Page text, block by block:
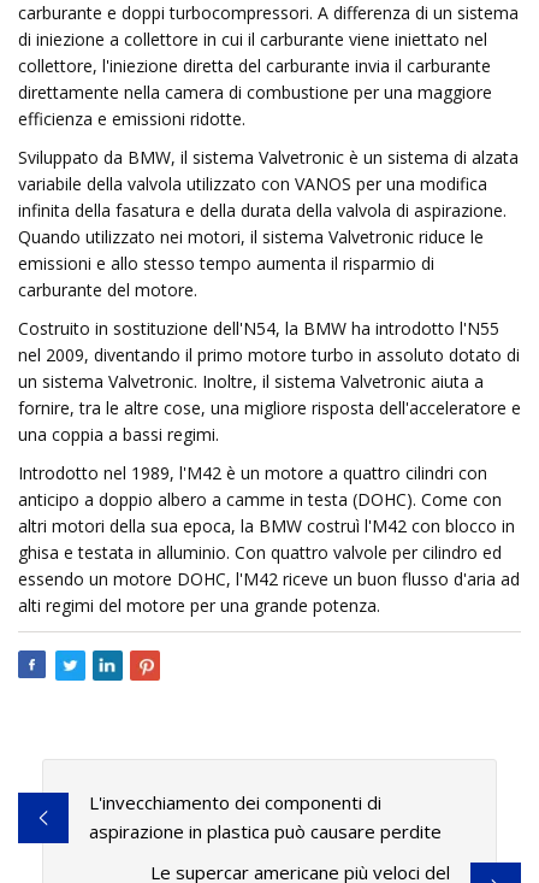
carburante e doppi turbocompressori. A differenza di un sistema
di iniezione a collettore in cui il carburante viene iniettato nel
collettore, l'iniezione diretta del carburante invia il carburante
direttamente nella camera di combustione per una maggiore
efficienza e emissioni ridotte.
Sviluppato da BMW, il sistema Valvetronic è un sistema di alzata
variabile della valvola utilizzato con VANOS per una modifica
infinita della fasatura e della durata della valvola di aspirazione.
Quando utilizzato nei motori, il sistema Valvetronic riduce le
emissioni e allo stesso tempo aumenta il risparmio di
carburante del motore.
Costruito in sostituzione dell'N54, la BMW ha introdotto l'N55
nel 2009, diventando il primo motore turbo in assoluto dotato di
un sistema Valvetronic. Inoltre, il sistema Valvetronic aiuta a
fornire, tra le altre cose, una migliore risposta dell'acceleratore e
una coppia a bassi regimi.
Introdotto nel 1989, l'M42 è un motore a quattro cilindri con
anticipo a doppio albero a camme in testa (DOHC). Come con
altri motori della sua epoca, la BMW costruì l'M42 con blocco in
ghisa e testata in alluminio. Con quattro valvole per cilindro ed
essendo un motore DOHC, l'M42 riceve un buon flusso d'aria ad
alti regimi del motore per una grande potenza.
L'invecchiamento dei componenti di
aspirazione in plastica può causare perdite
Le supercar americane più veloci del